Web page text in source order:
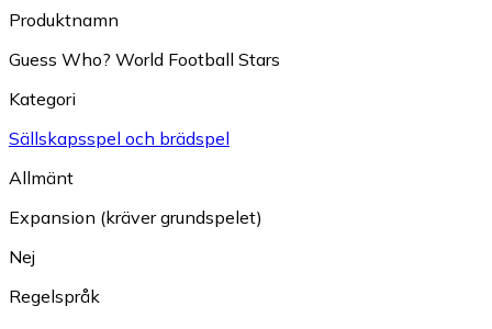
Produktnamn
Guess Who? World Football Stars
Kategori
Sällskapsspel och brädspel
Allmänt
Expansion (kräver grundspelet)
Nej
Regelspråk